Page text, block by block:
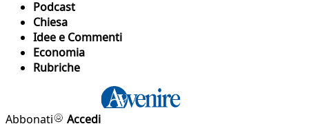
Podcast
Chiesa
Idee e Commenti
Economia
Rubriche
Abbonati
Accedi